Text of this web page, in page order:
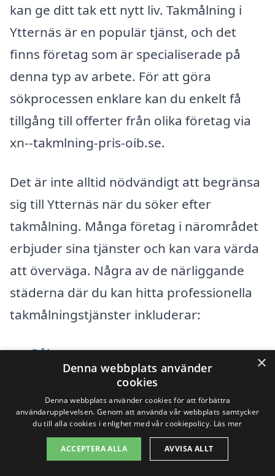
kan ge ditt tak ett nytt liv. Takmålning i
Ytternäs är en populär tjänst, och det
finns företag som är specialiserade på
denna typ av arbete. För att göra
sökprocessen enklare kan du enkelt få
tillgång till offerter från olika företag via
xn--takmlning-pris-oib.se.
Det är inte alltid nödvändigt att begränsa
sig till Ytternäs när du söker efter
takmålning. Många företag i närområdet
erbjuder sina tjänster och kan vara värda
att överväga. Några av de närliggande
städerna där du kan hitta professionella
takmålningstjänster inkluderar:
Råby
Knivsta
Görväln
×
Denna webbplats använder
cookies
Denna webbplats använder cookies för att förbättra
användarupplevelsen. Genom att använda vår webbplats samtycker
du till alla cookies i enlighet med vår cookiepolicy. Läs mer
ACCEPTERA ALLA AVVISA ALLT